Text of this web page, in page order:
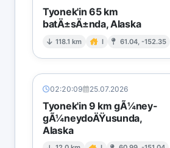
Tyonek'in 65 km
batÄ±sÄ±nda, Alaska
118.1 km I 61.04, -152.35
02:20:09 25.07.2026
Tyonek'in 9 km gÃ¼ney-
gÃ¼neydoÄŸusunda,
Alaska